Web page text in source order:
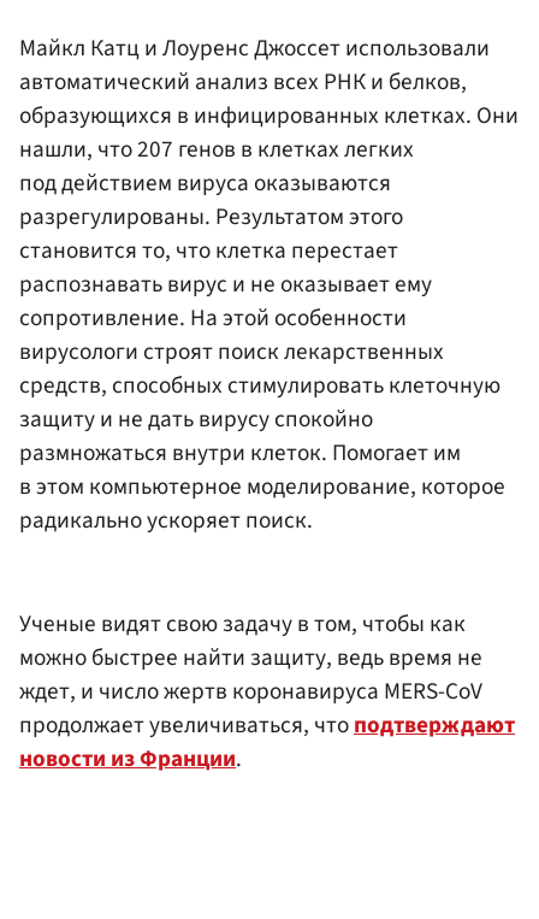
Майкл Катц и Лоуренс Джоссет использовали
автоматический анализ всех РНК и белков,
образующихся в инфицированных клетках. Они
нашли, что 207 генов в клетках легких
под действием вируса оказываются
разрегулированы. Результатом этого
становится то, что клетка перестает
распознавать вирус и не оказывает ему
сопротивление. На этой особенности
вирусологи строят поиск лекарственных
средств, способных стимулировать клеточную
защиту и не дать вирусу спокойно
размножаться внутри клеток. Помогает им
в этом компьютерное моделирование, которое
радикально ускоряет поиск.
Ученые видят свою задачу в том, чтобы как
можно быстрее найти защиту, ведь время не
ждет, и число жертв коронавируса MERS-CoV
продолжает увеличиваться, чтоподтверждают
новости из Франции.